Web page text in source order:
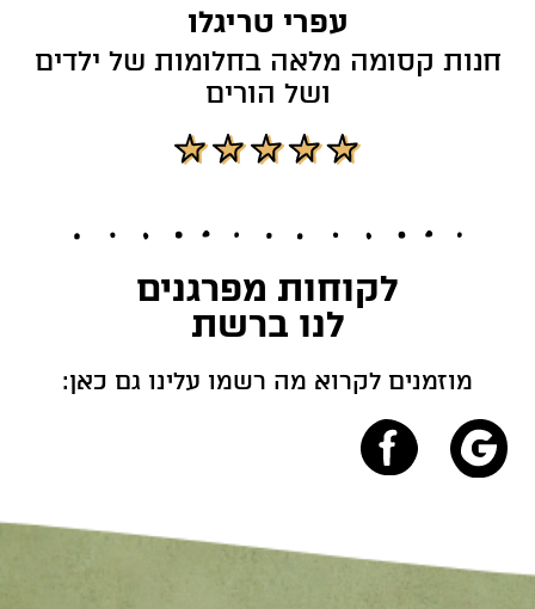
עפרי טריגלו
חנות קסומה מלאה בחלומות של ילדים
ושל הורים
לקוחות מפרגנים
לנו ברשת
מוזמנים לקרוא מה רשמו עלינו גם כאן: